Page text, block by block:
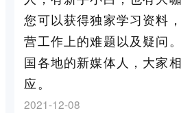
您可以获得独家学习资料
营工作上的难题以及疑问
国各地的新媒体人，大家
应。
2021-12-08